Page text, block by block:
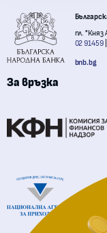
пл. "Княз
02 91459
bnb.bg
За връзка
Национална агенция за